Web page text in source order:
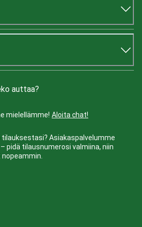
auttaa?
mielellämme! Aloita chat!
Asiakaspalvelumme
pidä tilausnumerosi valmiina, niin